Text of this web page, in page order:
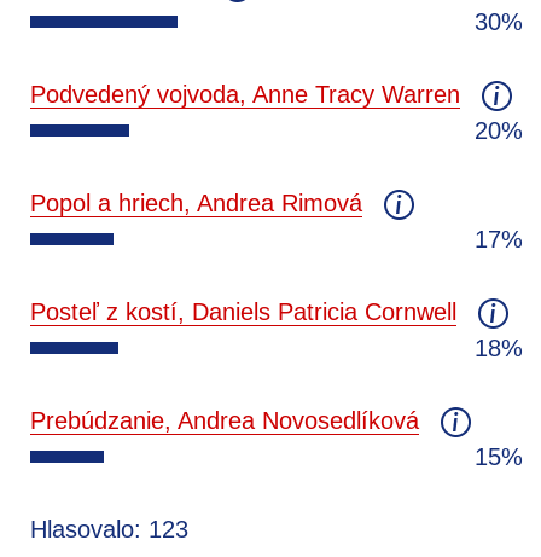
30%
Podvedený vojvoda, Anne Tracy Warren
20%
Popol a hriech, Andrea Rimová
17%
Posteľ z kostí, Daniels Patricia Cornwell
18%
Prebúdzanie, Andrea Novosedlíková
15%
Hlasovalo: 123